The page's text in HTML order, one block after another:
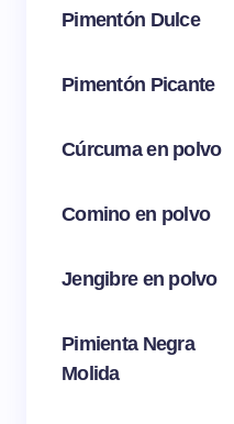
Pimentón Dulce
Pimentón Picante
Cúrcuma en polvo
Comino en polvo
Jengibre en polvo
Pimienta Negra
Molida